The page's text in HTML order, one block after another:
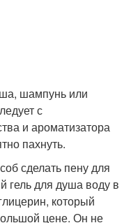
шампунь или
с
и ароматизатора
пахнуть.
сделать пену для
гель для душа воду в
который
цене. Он не